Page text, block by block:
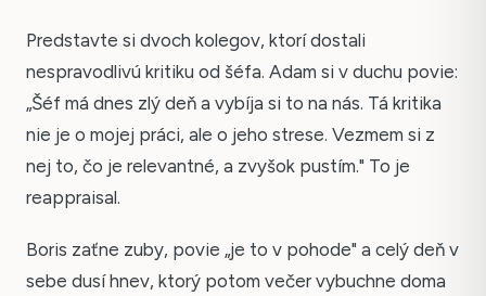
Predstavte si dvoch kolegov, ktorí dostali
nespravodlivú kritiku od šéfa. Adam si v duchu povie:
„Šéf má dnes zlý deň a vybíja si to na nás. Tá kritika
nie je o mojej práci, ale o jeho strese. Vezmem si z
nej to, čo je relevantné, a zvyšok pustím." To je
reappraisal.
Boris zaťne zuby, povie „je to v pohode" a celý deň v
sebe dusí hnev, ktorý potom večer vybuchne doma